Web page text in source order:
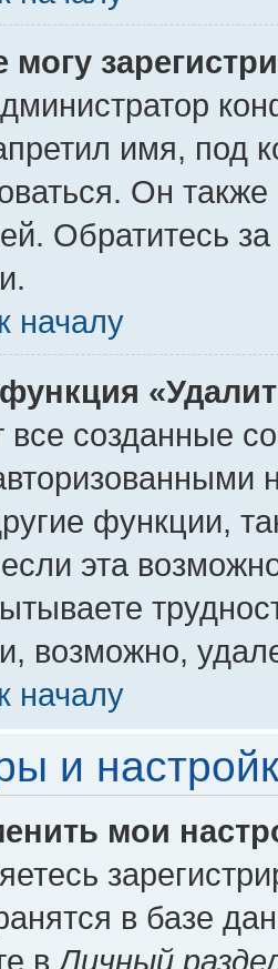
могу
имя, под
Он
Обратитесь
началу
все созданные
функции,
эта
возможно,
началу
и
мои
в базе
вЛичный